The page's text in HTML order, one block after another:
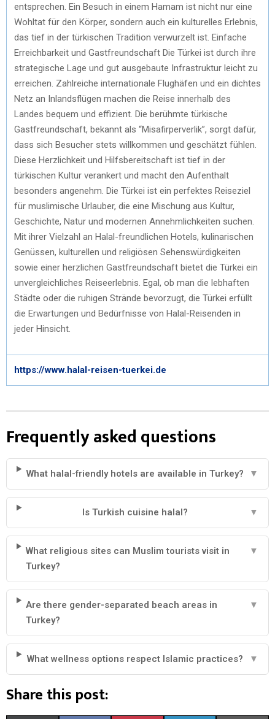
entsprechen. Ein Besuch in einem Hamam ist nicht nur eine
Wohltat für den Körper, sondern auch ein kulturelles Erlebnis,
das tief in der türkischen Tradition verwurzelt ist. Einfache
Erreichbarkeit und Gastfreundschaft Die Türkei ist durch ihre
strategische Lage und gut ausgebaute Infrastruktur leicht zu
erreichen. Zahlreiche internationale Flughäfen und ein dichtes
Netz an Inlandsflügen machen die Reise innerhalb des
Landes bequem und effizient. Die berühmte türkische
Gastfreundschaft, bekannt als “Misafirperverlik”, sorgt dafür,
dass sich Besucher stets willkommen und geschätzt fühlen.
Diese Herzlichkeit und Hilfsbereitschaft ist tief in der
türkischen Kultur verankert und macht den Aufenthalt
besonders angenehm. Die Türkei ist ein perfektes Reiseziel
für muslimische Urlauber, die eine Mischung aus Kultur,
Geschichte, Natur und modernen Annehmlichkeiten suchen.
Mit ihrer Vielzahl an Halal-freundlichen Hotels, kulinarischen
Genüssen, kulturellen und religiösen Sehenswürdigkeiten
sowie einer herzlichen Gastfreundschaft bietet die Türkei ein
unvergleichliches Reiseerlebnis. Egal, ob man die lebhaften
Städte oder die ruhigen Strände bevorzugt, die Türkei erfüllt
die Erwartungen und Bedürfnisse von Halal-Reisenden in
jeder Hinsicht.
https://www.halal-reisen-tuerkei.de
Frequently asked questions
What halal-friendly hotels are available in Turkey? ▼
Is Turkish cuisine halal? ▼
What religious sites can Muslim tourists visit in
Turkey?
▼
Are there gender-separated beach areas in
Turkey?
▼
What wellness options respect Islamic practices? ▼
Share this post: